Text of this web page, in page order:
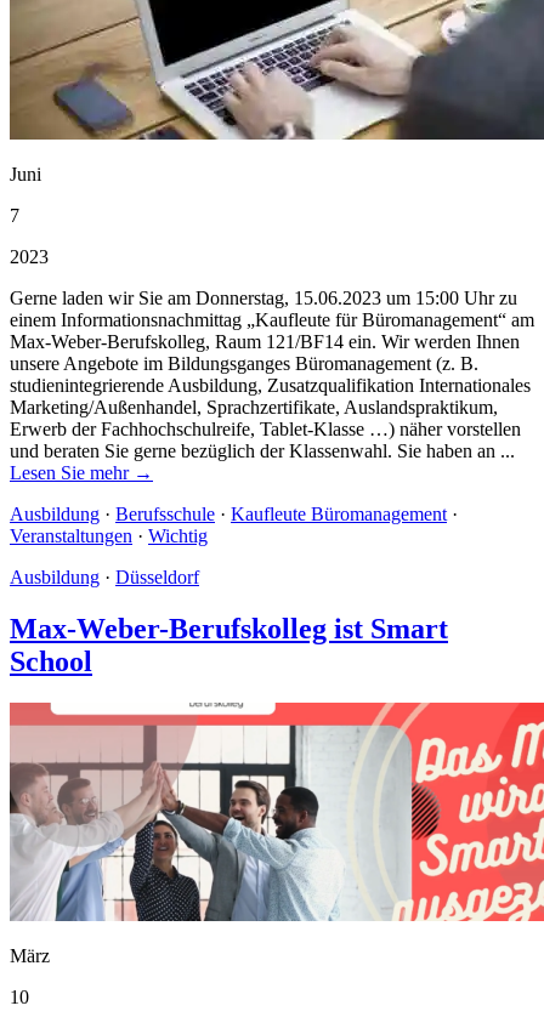
Juni
7
2023
Gerne laden wir Sie am Donnerstag, 15.06.2023 um 15:00 Uhr zu
einem Informationsnachmittag „Kaufleute für Büromanagement“ am
Max-Weber-Berufskolleg, Raum 121/BF14 ein. Wir werden Ihnen
unsere Angebote im Bildungsganges Büromanagement (z. B.
studienintegrierende Ausbildung, Zusatzqualifikation Internationales
Marketing/Außenhandel, Sprachzertifikate, Auslandspraktikum,
Erwerb der Fachhochschulreife, Tablet-Klasse …) näher vorstellen
und beraten Sie gerne bezüglich der Klassenwahl. Sie haben an ...
Lesen Sie mehr →
Ausbildung · Berufsschule · Kaufleute Büromanagement ·
Veranstaltungen · Wichtig
Ausbildung · Düsseldorf
Max-Weber-Berufskolleg ist Smart
School
März
10